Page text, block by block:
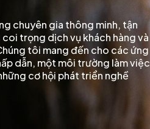
chuyên gia thông minh, tận
trọng dịch vụ khách hàng và
tôi mang đến cho các ứng
dẫn, một môi trường làm việc
cơ hội phát triển nghề